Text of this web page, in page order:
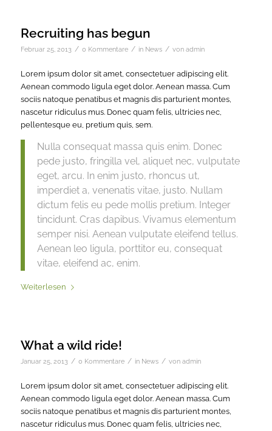
Recruiting has begun
Februar 25, 2013 / 0 Kommentare / in News / von admin
Lorem ipsum dolor sit amet, consectetuer adipiscing elit.
Aenean commodo ligula eget dolor. Aenean massa. Cum
sociis natoque penatibus et magnis dis parturient montes,
nascetur ridiculus mus. Donec quam felis, ultricies nec,
pellentesque eu, pretium quis, sem.
Nulla consequat massa quis enim. Donec
pede justo, fringilla vel, aliquet nec, vulputate
eget, arcu. In enim justo, rhoncus ut,
imperdiet a, venenatis vitae, justo. Nullam
dictum felis eu pede mollis pretium. Integer
tincidunt. Cras dapibus. Vivamus elementum
semper nisi. Aenean vulputate eleifend tellus.
Aenean leo ligula, porttitor eu, consequat
vitae, eleifend ac, enim.
Weiterlesen
What a wild ride!
Januar 25, 2013 / 0 Kommentare / in News / von admin
Lorem ipsum dolor sit amet, consectetuer adipiscing elit.
Aenean commodo ligula eget dolor. Aenean massa. Cum
sociis natoque penatibus et magnis dis parturient montes,
nascetur ridiculus mus. Donec quam felis, ultricies nec,